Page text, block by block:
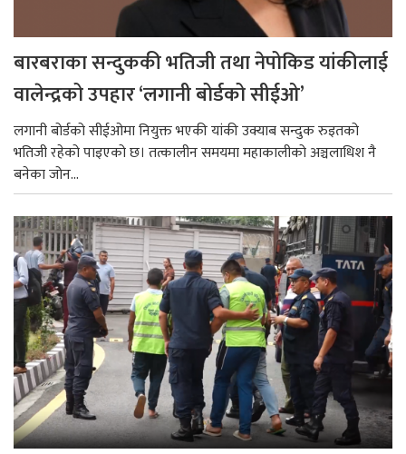
बारबराका सन्दुककी भतिजी तथा नेपोकिड यांकीलाई
वालेन्द्रको उपहार ‘लगानी बोर्डको सीईओ’
लगानी बोर्डको सीईओमा नियुक्त भएकी यांकी उक्याब सन्दुक रुइतको
भतिजी रहेको पाइएको छ। तत्कालीन समयमा महाकालीको अञ्चलाधिश नै
बनेका जोन...